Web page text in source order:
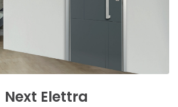
Next Elettra